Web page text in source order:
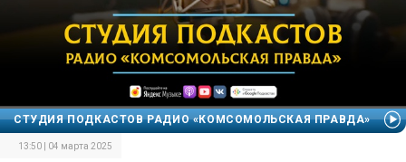
СТУДИЯ ПОДКАСТОВ РАДИО «КОМСОМОЛЬСКАЯ ПРАВДА»
13:50 | 04 марта 2025